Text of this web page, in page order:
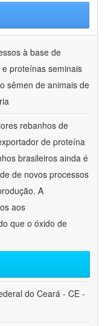
à base de
proteínas seminais
sêmen de animais de
rebanhos de
de proteína
brasileiros ainda é
de novos processos
A
aos
que o óxido de
do Ceará - CE -